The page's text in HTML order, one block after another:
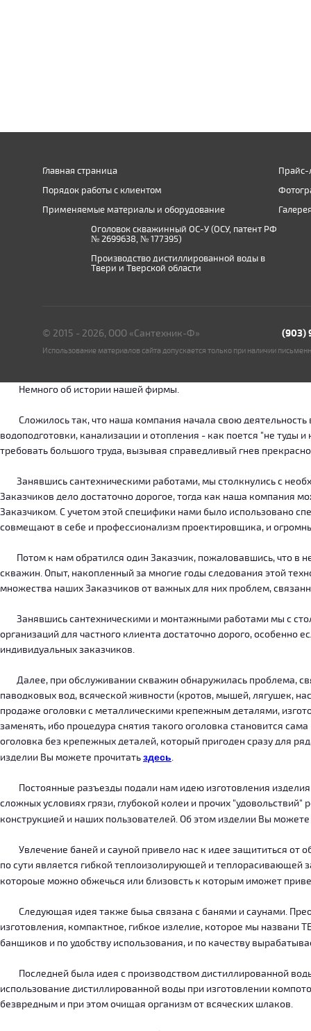
Главная страница
Порядок работы с клиентом
Применяемые материалы и оборудование
Прайс-
Оголовок скважинный ОС-У (ОСУ, патент РФ
№ 2699638, № 177395)
Производство дистиллированной воды в
Твери и Тверской области
© 2015 - 2026, ООО «Сантехник-Ф» (903)
Использование материалов сайта допускается только при наличии
Немного об истории нашей фирмы.
Сложилось так, что наша компания начала свою деятельность
водоподготовки, канализации и отопления - как поется "не
требовать большого труда, вызывая справедливый гнев
Занявшись сантехническими работами, мы столкнулись с
Заказчиков дело достаточно дорогое, тогда как наша компания
Заказчиком. С учетом этой специфики нами было использовано
совмещают в себе и профессионализм проектировщика, и
Потом к нам обратился один Заказчик, пожаловавшись, что в
скважин. Опыт, накопленный за многие годы следования этой
множества наших Заказчиков от важных для них проблем,
Занявшись сантехническими и монтажными работами мы с
организаций для частного клиента достаточно дорого, особенно
индивидуальных заказчиков.
Далее, при обслуживании скважин обнаружилась проблема,
паводковых вод, всяческой живности (кротов, мышей, лягушек,
продаже оголовки с металлическими крепежным деталями,
заменять, ибо процедура снятия такого оголовка становится
оголовка без крепежных деталей, который пригоден сразу для
изделии Вы можете прочитатьздесь.
Постоянные разъезды подали нам идею изготовления
сложных условиях грязи, глубокой колеи и прочих
конструкцией и наших пользователей. Об этом изделии Вы
Увлечение баней и сауной привело нас к идее защититься от
по сути является гибкой теплоизолирующей и теплорасивающей
котороые можно обжечься или близовсть к которым иможет
Следующая идея также быьа связана с банями и саунами.
изготовления, компактное, гибкое излелие, которое мы
банщиков и по удобству использования, и по качеству
Последней была идея с производством дистиллированной
использование дистиллированной воды при изготовлении
безвредным и при этом очищая организм от всяческих шлаков.